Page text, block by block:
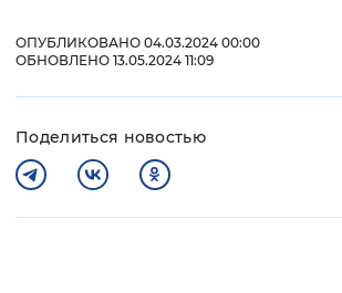
ОПУБЛИКОВАНО 04.03.2024 00:00
ОБНОВЛЕНО 13.05.2024 11:09
Поделиться новостью